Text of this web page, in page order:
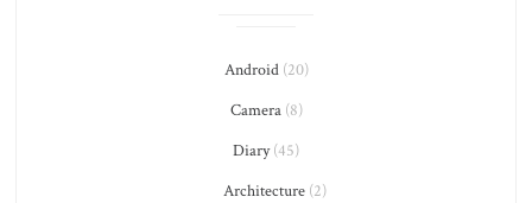
Android(20)
Camera(8)
Diary(45)
Architecture (2)